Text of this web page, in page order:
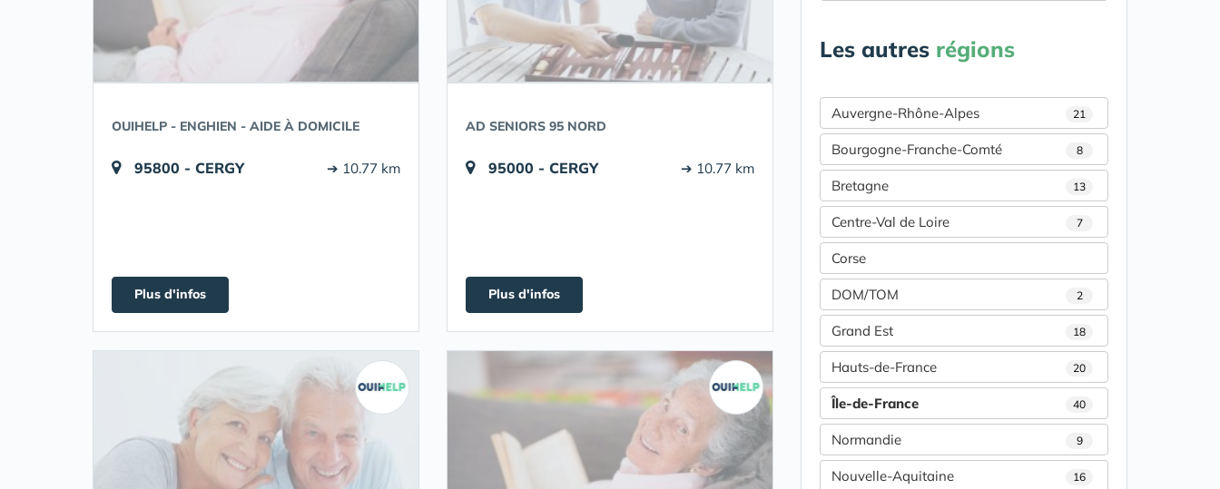
OUIHELP - ENGHIEN - AIDE À DOMICILE
95800 - CERGY ➔ 10.77 km
Plus d'infos
AD SENIORS 95 NORD
95000 - CERGY ➔ 10.77 km
Plus d'infos
Les autres régions
Auvergne-Rhône-Alpes 21
Bourgogne-Franche-Comté 8
Bretagne 13
Centre-Val de Loire 7
Corse
DOM/TOM 2
Grand Est 18
Hauts-de-France 20
Île-de-France 40
Normandie 9
Nouvelle-Aquitaine 16